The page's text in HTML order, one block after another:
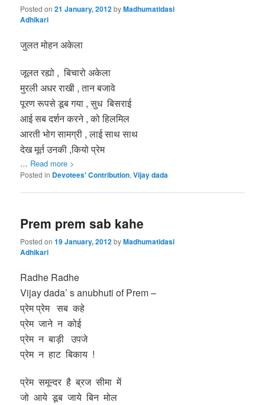
Posted on21 January, 2012byMadhumatidasi
Adhikari
जुलत मोहन अकेला
जूलत रह्यो , बिचारो अकेला
मुरली अधर राखी , तान बजावे
पूरण रूपसे डूब गया , सुध बिसराई
आई सब दर्शन करने , को हिलमिल
आरती भोग सामग्री , लाई साथ साथ
देख मूर्त उनकी ,कियो प्रेम
… Read more >
Posted in Devotees' Contribution,Vijay dada
Prem prem sab kahe
Posted on19 January, 2012byMadhumatidasi
Adhikari
Radhe Radhe
Vijay dada’ s anubhuti of Prem –
प्रेम प्रेम सब कहे
प्रेम जाने न कोई
प्रेम न बाड़ी उपजे
प्रेम न हाट बिकाय !
प्रेम समून्दर है ब्रज सीमा में
जो आये डूब जाये बिन मोल